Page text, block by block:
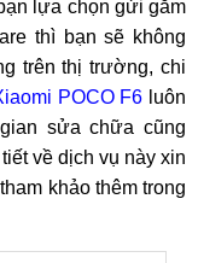
lựa chọn gửi gắm
thì bạn sẽ không
trên thị trường, chi
POCO F6 luôn
sửa chữa cũng
về dịch vụ này xin
khảo thêm trong